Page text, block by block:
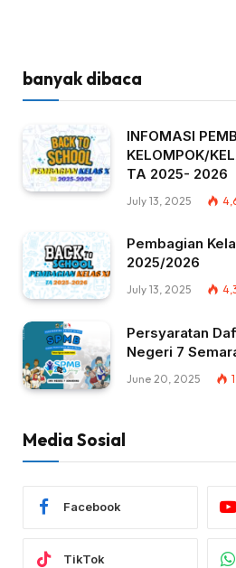
banyak dibaca
INFOMASI
KELOMPOK/
TA 2025- 2026
July 13, 2025
Pembagian
2025/2026
July 13, 2025
Persyaratan
Negeri 7
June 20, 2025
Media Sosial
Facebook
TikTok